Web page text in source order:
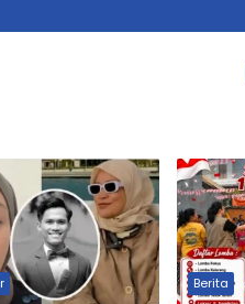
Berita